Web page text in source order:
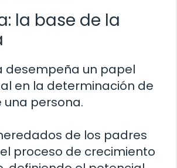
la base de la
desempeña un papel
en la determinación de
persona.
de los padres
proceso de crecimiento